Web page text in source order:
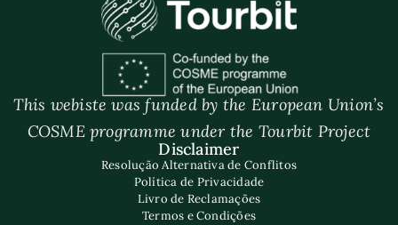
This webiste was funded by the European Union’s
COSME programme under the Tourbit Project
Disclaimer
Resolução Alternativa de Conflitos
Política de Privacidade
Livro de Reclamações
Termos e Condições